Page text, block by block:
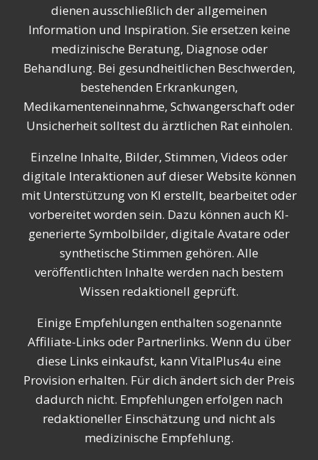
dienen ausschließlich der allgemeinen
Information und Inspiration. Sie ersetzen keine
medizinische Beratung, Diagnose oder
Behandlung. Bei gesundheitlichen Beschwerden,
bestehenden Erkrankungen,
Medikamenteneinnahme, Schwangerschaft oder
Unsicherheit solltest du ärztlichen Rat einholen.
Einzelne Inhalte, Bilder, Stimmen, Videos oder
digitale Interaktionen auf dieser Website können
mit Unterstützung von KI erstellt, bearbeitet oder
vorbereitet worden sein. Dazu können auch KI-
generierte Symbolbilder, digitale Avatare oder
synthetische Stimmen gehören. Alle
veröffentlichten Inhalte werden nach bestem
Wissen redaktionell geprüft.
Einige Empfehlungen enthalten sogenannte
Affiliate-Links oder Partnerlinks. Wenn du über
diese Links einkaufst, kann VitalPlus4u eine
Provision erhalten. Für dich ändert sich der Preis
dadurch nicht. Empfehlungen erfolgen nach
redaktioneller Einschätzung und nicht als
medizinische Empfehlung.